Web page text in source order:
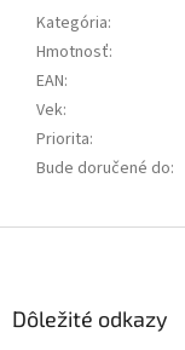
Kategória:
Hmotnosť:
EAN:
Vek:
Priorita:
Bude doručené do:
Dôležité odkazy